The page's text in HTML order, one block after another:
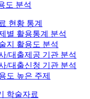
도 분석
현황 통계
별 활용통계 분석
지 활용도 분석
/대출제공 기관 분석
/대출신청 기관 분석
도 높은 주제
학술자료